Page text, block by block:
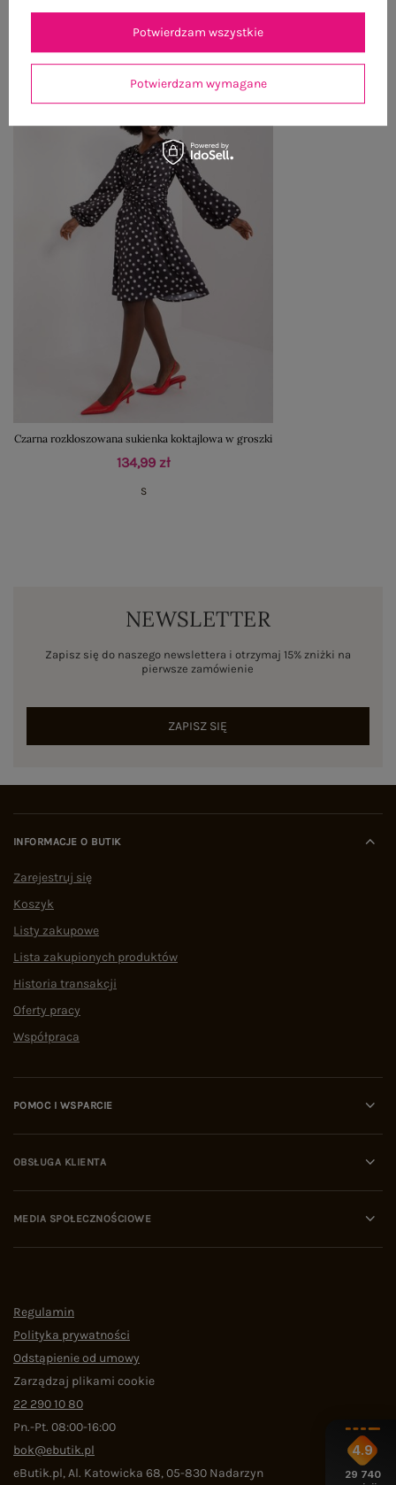
OSTATNIO OGLĄDANE
Czarna rozkloszowana sukienka koktajlowa w groszki
134,99 zł
S
NEWSLETTER
Zapisz się do naszego newslettera i otrzymaj 15% zniżki na
pierwsze zamówienie
ZAPISZ SIĘ
INFORMACJE O BUTIK
Zarejestruj się
Koszyk
Listy zakupowe
Lista zakupionych produktów
Historia transakcji
Oferty pracy
Współpraca
POMOC I WSPARCIE
OBSŁUGA KLIENTA
MEDIA SPOŁECZNOŚCIOWE
Regulamin
Polityka prywatności
Odstąpienie od umowy
Zarządzaj plikami cookie
22 290 10 80
Pn.-Pt. 08:00-16:00
bok@ebutik.pl
eButik.pl,Al. Katowicka 68,05-830 Nadarzyn
4.9
29 740
Potwierdzam wymagane
Potwierdzam wszystkie